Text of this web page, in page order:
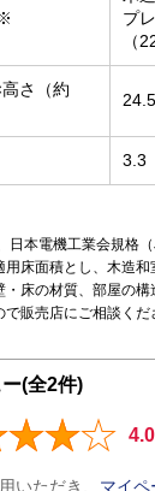
プ
（
さ（約
3.3
日本電機工業会規格
床面積とし、木造
床の材質、部屋の
販売店にご相談くだ
(全2件)
4.0
いただき、 マイペ